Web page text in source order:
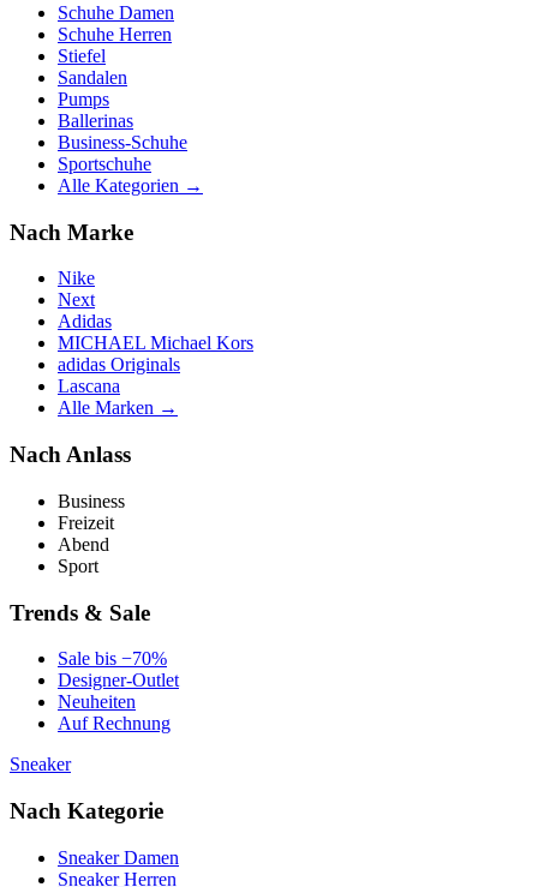
Schuhe Damen
Schuhe Herren
Stiefel
Sandalen
Pumps
Ballerinas
Business-Schuhe
Sportschuhe
Alle Kategorien →
Nach Marke
Nike
Next
Adidas
MICHAEL Michael Kors
adidas Originals
Lascana
Alle Marken →
Nach Anlass
Business
Freizeit
Abend
Sport
Trends & Sale
Sale bis −70%
Designer-Outlet
Neuheiten
Auf Rechnung
Sneaker
Nach Kategorie
Sneaker Damen
Sneaker Herren